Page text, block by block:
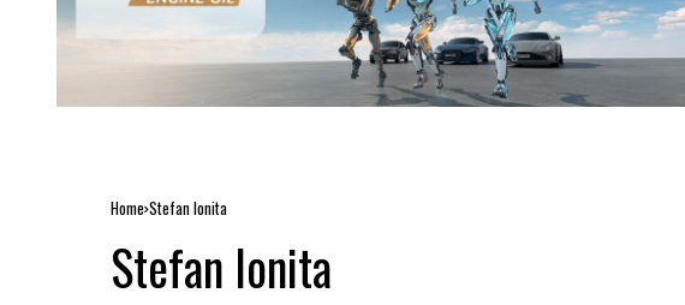
Home Stefan Ionita
Stefan Ionita